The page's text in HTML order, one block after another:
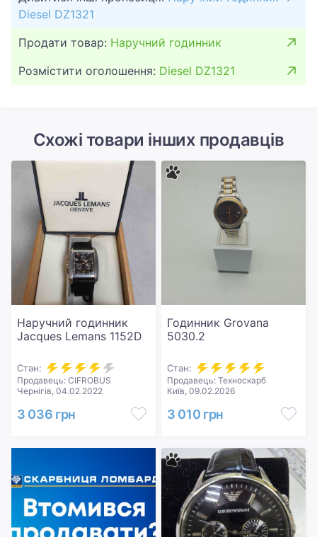
Diesel DZ1321
Продати товар: Наручний годинник
Розмістити оголошення: Diesel DZ1321
Схожі товари інших продавців
Наручний годинник
Jacques Lemans 1152D
Стан:
Продавець: CIFROBUS
Чернігів, 04.02.2022
3 036 грн
Годинник Grovana
5030.2
Стан:
Продавець: Техноскарб
Київ, 09.02.2026
3 010 грн